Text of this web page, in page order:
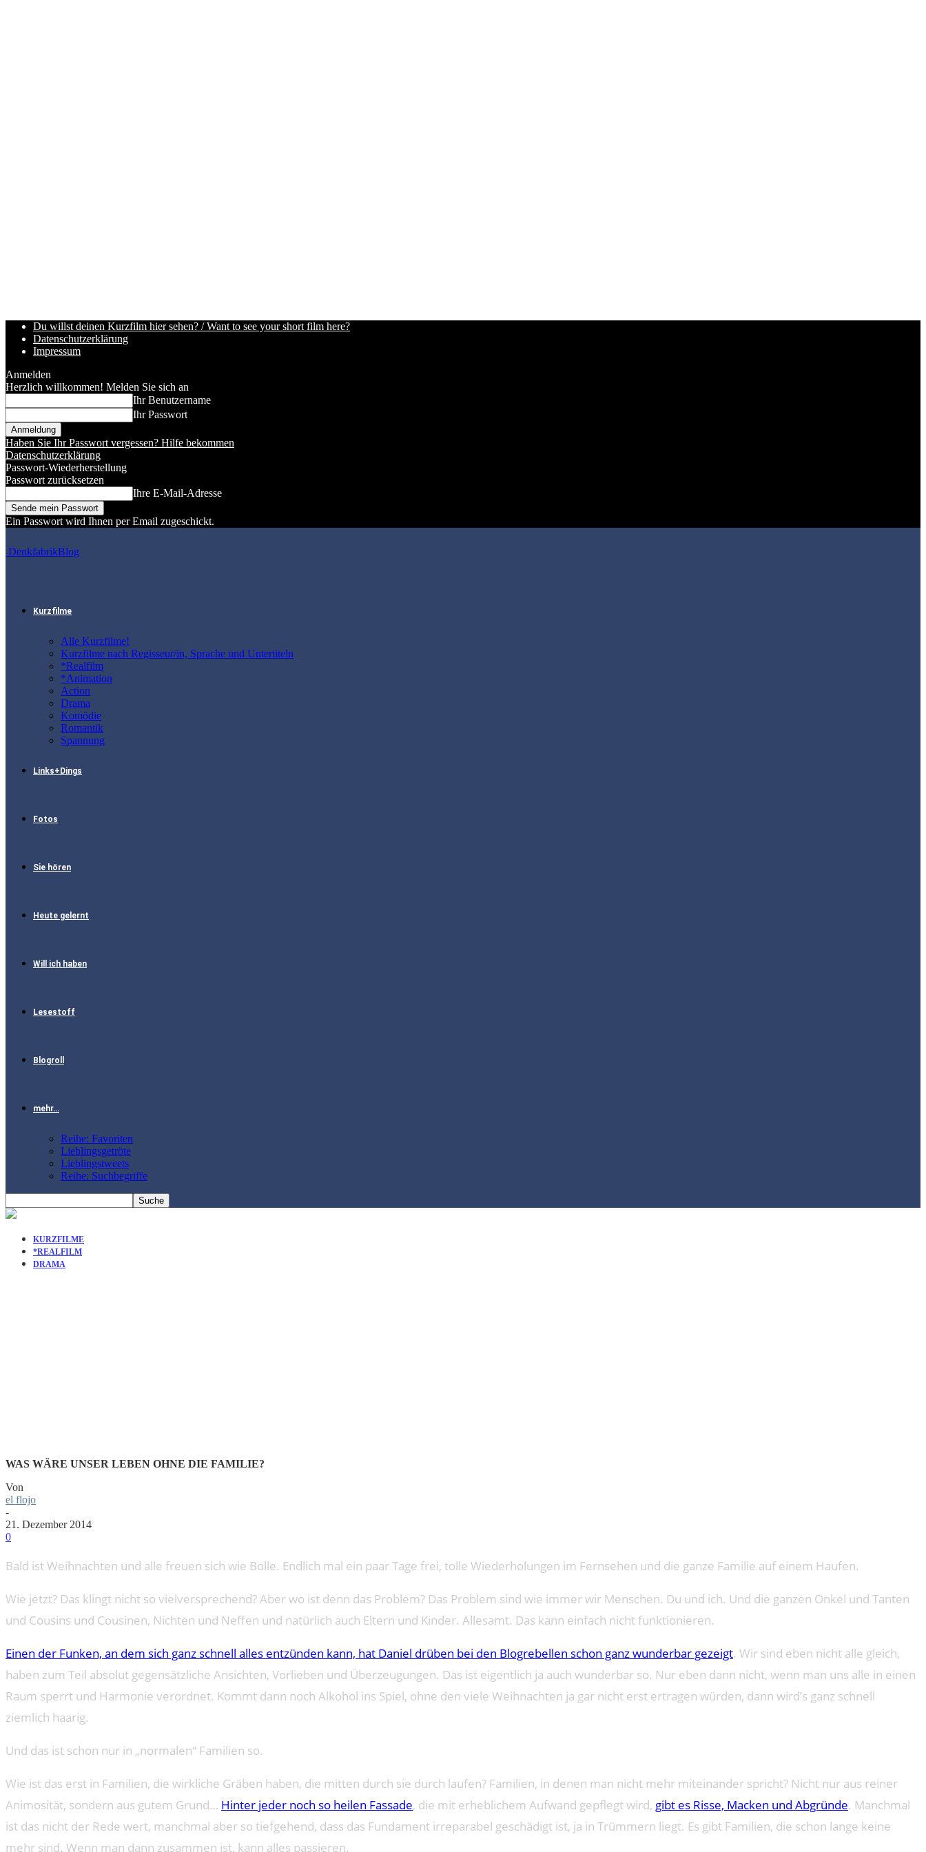
Du willst deinen Kurzfilm hier sehen? / Want to see your short film here?
Datenschutzerklärung
Impressum
Anmelden
Herzlich willkommen! Melden Sie sich an
Ihr Benutzername
Ihr Passwort
Haben Sie Ihr Passwort vergessen? Hilfe bekommen
Datenschutzerklärung
Passwort-Wiederherstellung
Passwort zurücksetzen
Ihre E-Mail-Adresse
Ein Passwort wird Ihnen per Email zugeschickt.
DenkfabrikBlog
Kurzfilme
Alle Kurzfilme!
Kurzfilme nach Regisseur/in, Sprache und Untertiteln
*Realfilm
*Animation
Action
Drama
Komödie
Romantik
Spannung
Links+Dings
Fotos
Sie hören
Heute gelernt
Will ich haben
Lesestoff
Blogroll
mehr…
Reihe: Favoriten
Lieblingsgetröte
Lieblingstweets
Reihe: Suchbegriffe
KURZFILME
*REALFILM
DRAMA
WAS WÄRE UNSER LEBEN OHNE DIE FAMILIE?
Von
el flojo
-
21. Dezember 2014
0
Bald ist Weihnachten und alle freuen sich wie Bolle. Endlich mal ein paar Tage frei, tolle Wiederholungen im Fernsehen und die ganze Familie auf einem Haufen.
Wie jetzt? Das klingt nicht so vielversprechend? Aber wo ist denn das Problem? Das Problem sind wie immer wir Menschen. Du und ich. Und die ganzen Onkel und Tanten
und Cousins und Cousinen, Nichten und Neffen und natürlich auch Eltern und Kinder. Allesamt. Das kann einfach nicht funktionieren.
Einen der Funken, an dem sich ganz schnell alles entzünden kann, hat Daniel drüben bei den Blogrebellen schon ganz wunderbar gezeigt. Wir sind eben nicht alle gleich,
haben zum Teil absolut gegensätzliche Ansichten, Vorlieben und Überzeugungen. Das ist eigentlich ja auch wunderbar so. Nur eben dann nicht, wenn man uns alle in einen
Raum sperrt und Harmonie verordnet. Kommt dann noch Alkohol ins Spiel, ohne den viele Weihnachten ja gar nicht erst ertragen würden, dann wird’s ganz schnell
ziemlich haarig.
Und das ist schon nur in „normalen“ Familien so.
Wie ist das erst in Familien, die wirkliche Gräben haben, die mitten durch sie durch laufen? Familien, in denen man nicht mehr miteinander spricht? Nicht nur aus reiner
Animosität, sondern aus gutem Grund… Hinter jeder noch so heilen Fassade, die mit erheblichem Aufwand gepflegt wird, gibt es Risse, Macken und Abgründe. Manchmal
ist das nicht der Rede wert, manchmal aber so tiefgehend, dass das Fundament irreparabel geschädigt ist, ja in Trümmern liegt. Es gibt Familien, die schon lange keine
mehr sind. Wenn man dann zusammen ist, kann alles passieren.